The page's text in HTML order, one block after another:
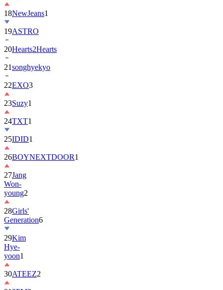
19ASTRO
20Hearts2Hearts
21songhyekyo
22EXO3
23Suzy1
24TXT1
25IDID1
26BOYNEXTDOOR
27Jang
Won-
young2
28Girls'
Generation
29Kim
Hye-
yoon1
30ATEEZ
312PM2